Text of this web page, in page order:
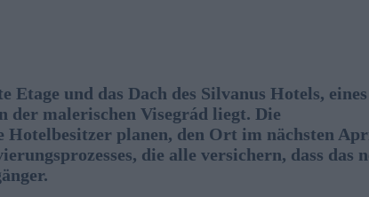
und das Dach des Silvanus Hotels, eines
der malerischen Visegrád liegt. Die
Hotelbesitzer planen, den Ort im nächsten
die alle versichern, dass das